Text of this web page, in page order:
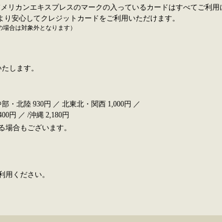
リカンエキスプレスのマークの入っているカードはすべてご利用
安心してクレジットカードをご利用いただけます。
合は対象外となります）
します。
・北陸 930円 ／ 北東北・関西 1,000円 ／
円 ／ /沖縄 2,180円
合もございます。
用ください。